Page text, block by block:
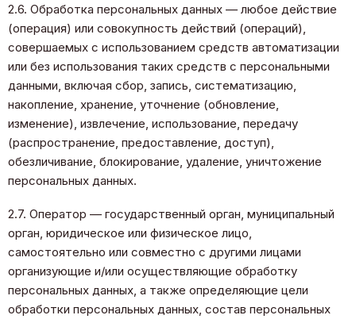
2.6. Обработка персональных данных — любое действие
(операция) или совокупность действий (операций),
совершаемых с использованием средств автоматизации
или без использования таких средств с персональными
данными, включая сбор, запись, систематизацию,
накопление, хранение, уточнение (обновление,
изменение), извлечение, использование, передачу
(распространение, предоставление, доступ),
обезличивание, блокирование, удаление, уничтожение
персональных данных.
2.7. Оператор — государственный орган, муниципальный
орган, юридическое или физическое лицо,
самостоятельно или совместно с другими лицами
организующие и/или осуществляющие обработку
персональных данных, а также определяющие цели
обработки персональных данных, состав персональных